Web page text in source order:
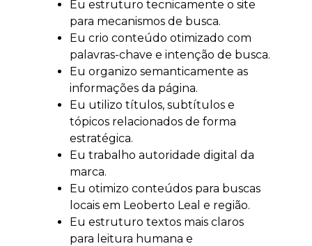
Eu estruturo tecnicamente o site
para mecanismos de busca.
Eu crio conteúdo otimizado com
palavras-chave e intenção de busca.
Eu organizo semanticamente as
informações da página.
Eu utilizo títulos, subtítulos e
tópicos relacionados de forma
estratégica.
Eu trabalho autoridade digital da
marca.
Eu otimizo conteúdos para buscas
locais em Leoberto Leal e região.
Eu estruturo textos mais claros
para leitura humana e